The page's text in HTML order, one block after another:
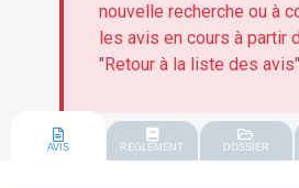
nouvelle recherche ou à
les avis en cours à partir
"Retour à la liste des
AVIS REGLEMENT DOSSIER